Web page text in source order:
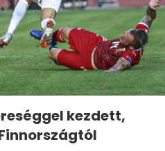
kezdett,